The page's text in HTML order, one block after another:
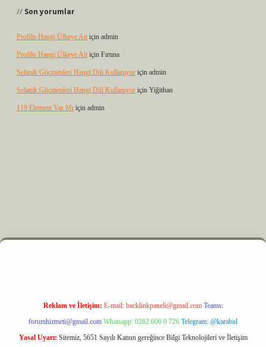
Son yorumlar
Profilo Hangi Ülkeye Ait için admin
Profilo Hangi Ülkeye Ait için Fırtına
Selanik Göçmenleri Hangi Dili Kullanıyor için admin
Selanik Göçmenleri Hangi Dili Kullanıyor için Yiğithan
119 Element Var Mı için admin
m elexbet
Reklam ve İletişim: E-mail: backlinkpaneli@gmail.com Teams:
forumhizmeti@gmail.com Whatsapp: 0262 606 0 726 Telegram: @karabul
Yasal Uyarı: Sitemiz, 5651 Sayılı Kanun gereğince Bilgi Teknolojileri ve İletişim